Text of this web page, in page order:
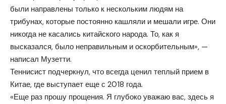
были направлены только к нескольким людям на
трибунах, которые постоянно кашляли и мешали игре. Они
никогда не касались китайского народа. То, как я
высказался, было неправильным и оскорбительным», —
написал Музетти.
Теннисист подчеркнул, что всегда ценил теплый прием в
Китае, где выступает еще с 2018 года.
«Еще раз прошу прощения. Я глубоко уважаю вас, здесь я